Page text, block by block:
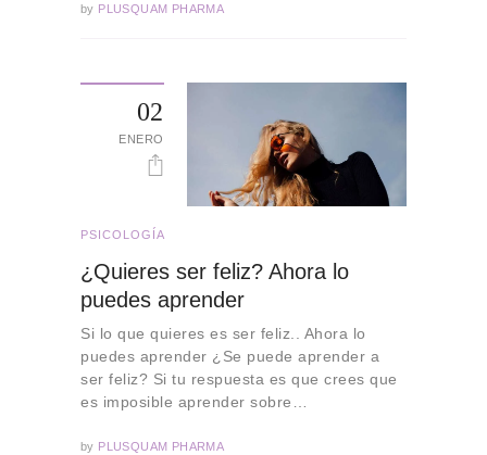
by PLUSQUAM PHARMA
02
ENERO
PSICOLOGÍA
¿Quieres ser feliz? Ahora lo
puedes aprender
Si lo que quieres es ser feliz.. Ahora lo
puedes aprender ¿Se puede aprender a
ser feliz? Si tu respuesta es que crees que
es imposible aprender sobre…
by PLUSQUAM PHARMA